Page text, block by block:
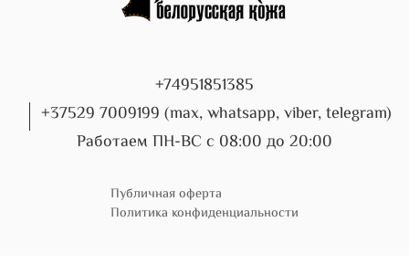
+74951851385
+37529 7009199 (max, whatsapp, viber, telegram)
Работаем ПН-ВС с 08:00 до 20:00
Публичная оферта
Политика конфиденциальности